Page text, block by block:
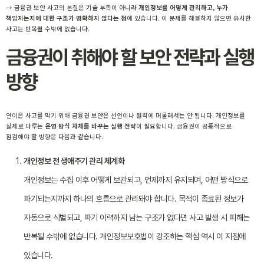
→ 금융권 보안 사고의 본질은 기술 부족이 아니라 개인정보를 어떻게 관리하고, 누가
책임지는지에 대한 구조가 명확하지 않다는 점에 있습니다. 이 문제를 해결하지 않으면 유사한
사고는 반복될 수밖에 없습니다.
금융권이 취해야 할 보안 전략과 실행
방향
연이은 사고를 막기 위해 금융권 보안은 선언이나 원칙에 머물러서는 안 됩니다. 개인정보를
실제로 다루는 운영 방식 자체를 바꾸는 실행 전략이 필요합니다. 금융권이 공통적으로
점검해야 할 방향은 다음과 같습니다.
개인정보 전 생애주기 관리 체계화
개인정보는 수집 이후 어떻게 보관되고, 언제까지 유지되며, 어떤 방식으로
파기되는지까지 하나의 흐름으로 관리돼야 합니다. 목적이 종료된 정보가
자동으로 식별되고, 파기 이력까지 남는 구조가 없다면 사고 발생 시 피해는
반복될 수밖에 없습니다. 개인정보보호법이 강조하는 핵심 역시 이 지점에
있습니다.